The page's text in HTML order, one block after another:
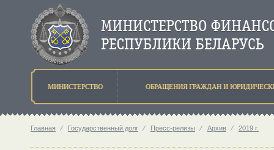
МИНИСТЕРСТВО ОБРАЩЕНИЯ ГРАЖДАН И
Главная ⁄ Государственный долг ⁄ Пресс-релизы ⁄ Архив ⁄ 2019 г.